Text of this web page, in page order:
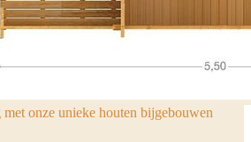
onze unieke houten bijgebouwen